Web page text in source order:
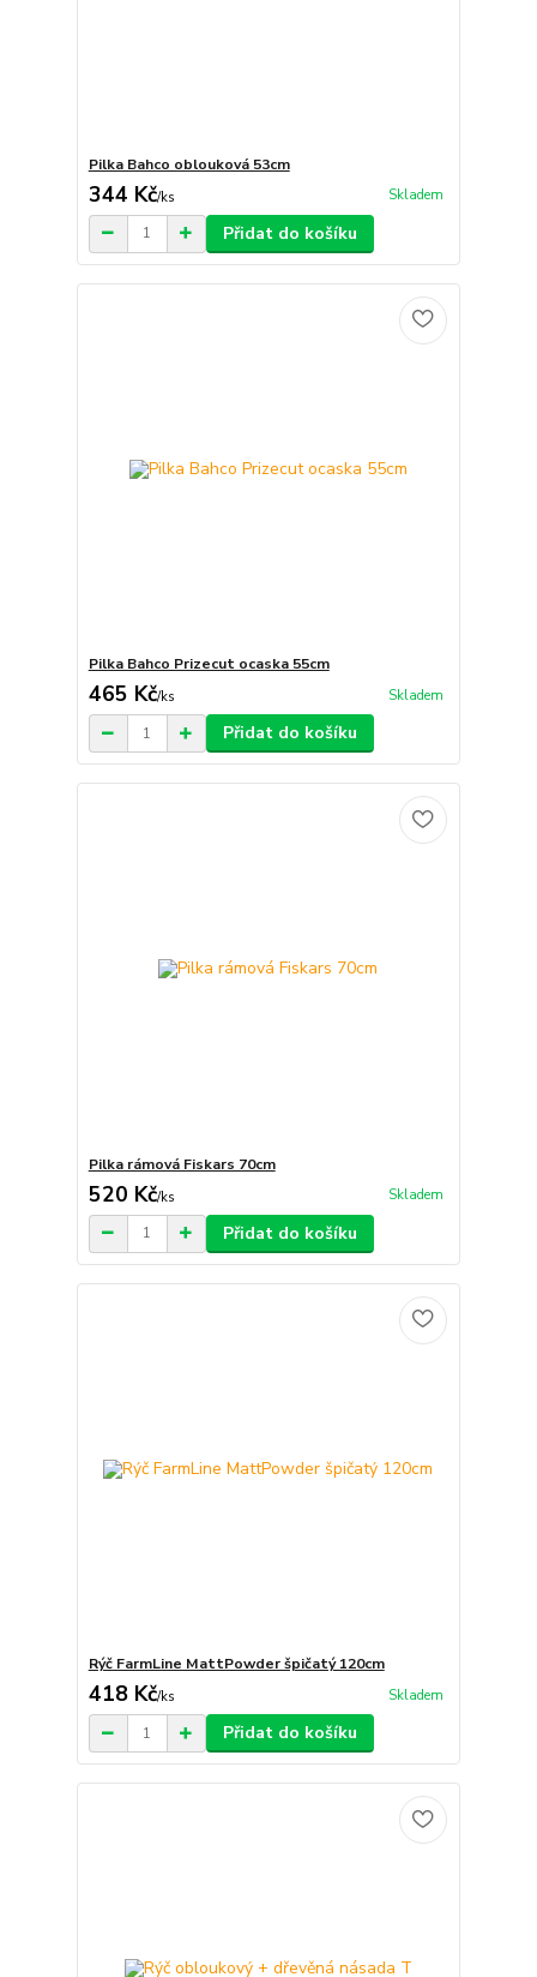
Pilka Bahco oblouková 53cm
344 Kč/ks Skladem
Přidat do košíku
Pilka Bahco Prizecut ocaska 55cm
465 Kč/ks Skladem
Přidat do košíku
Pilka rámová Fiskars 70cm
520 Kč/ks Skladem
Přidat do košíku
Rýč FarmLine MattPowder špičatý 120cm
418 Kč/ks Skladem
Přidat do košíku